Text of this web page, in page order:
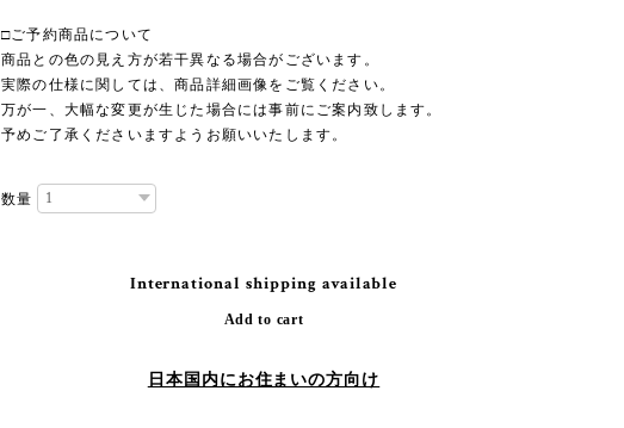
□ご予約商品について
商品との色の見え方が若干異なる場合がございます。
実際の仕様に関しては、商品詳細画像をご覧ください。
万が一、大幅な変更が生じた場合には事前にご案内致します。
予めご了承くださいますようお願いいたします。
数量
International shipping available
Add to cart
日本国内にお住まいの方向け